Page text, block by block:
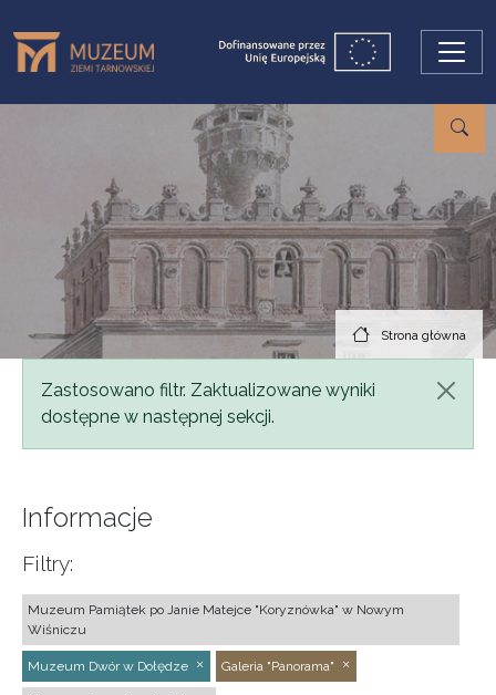
Strona główna
Komunikat
Zastosowano filtr. Zaktualizowane wyniki
dostępne w następnej sekcji.
Informacje
Filtry:
Muzeum Pamiątek po Janie Matejce "Koryznówka" w Nowym
Wiśniczu
Muzeum Dwór w Dołędze Galeria "Panorama"